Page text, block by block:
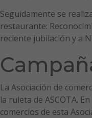
Seguidamente se
restaurante:
reciente jubilación y a
La Asociación de
la ruleta de ASCOTA.
comercios de esta